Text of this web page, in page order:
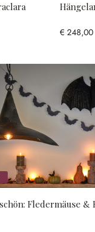
€ 248,00
Fledermäuse &